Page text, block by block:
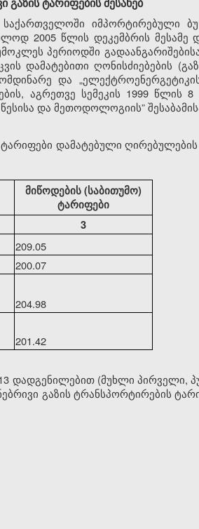
იმპორტირებული
2005 წლის დეკემბრის მესამე
პერიოდში
დამატებითი ღონისძიებების
და
აგრეთვე სემეკის 1999 წლის
და მეთოდოლოგიის”
დამატებული
მიწოდების (საბითუმო)
ტარიფები
3
209.05
200.07
204.98
201.42
დადგენილებით (მუხლი პირველი,
გაზის ტრანსპორტირების